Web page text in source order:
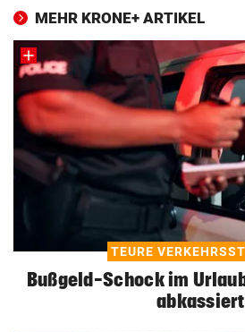
MEHR KRONE+ ARTIKEL
TEURE
Bußgeld-Schock im
abkassiert